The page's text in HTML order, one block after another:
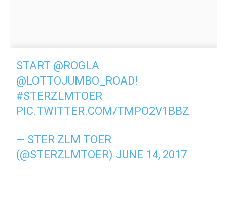
START @ROGLA
@LOTTOJUMBO_ROAD!
#STERZLMTOER
PIC.TWITTER.COM/TMPO2V1BBZ
— STER ZLM TOER
(@STERZLMTOER) JUNE 14, 2017